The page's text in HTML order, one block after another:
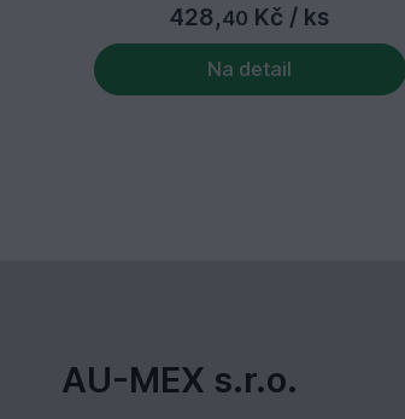
428,40 Kč / ks
Na detail
AU-MEX s.r.o.